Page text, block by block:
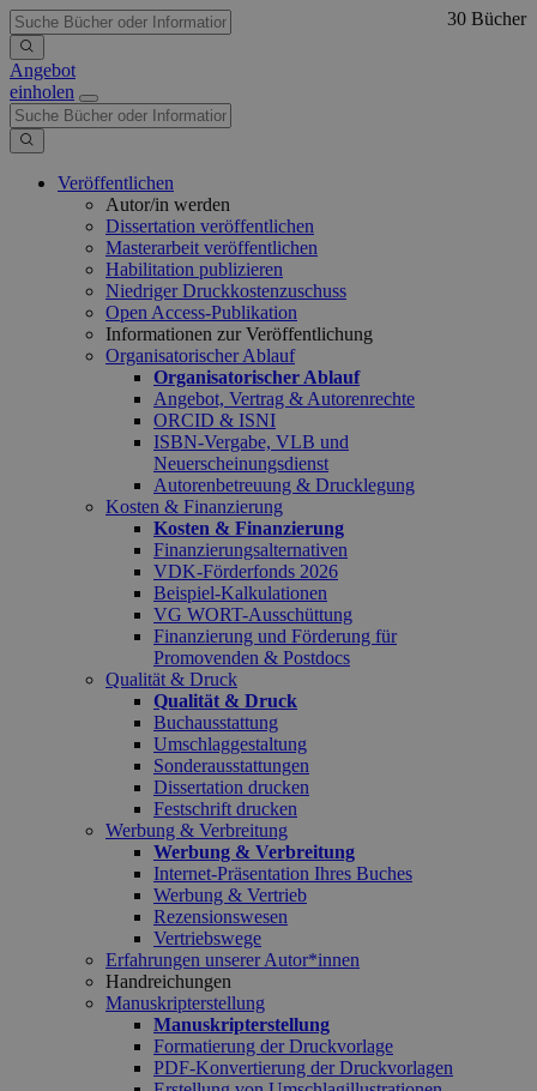
Angebot
einholen
Veröffentlichen
Autor/in werden
Dissertation veröffentlichen
Masterarbeit veröffentlichen
Habilitation publizieren
Niedriger Druckkostenzuschuss
Open Access-Publikation
Informationen zur Veröffentlichung
Organisatorischer Ablauf
Organisatorischer Ablauf
Angebot, Vertrag & Autorenrechte
ORCID & ISNI
ISBN-Vergabe, VLB und
Neuerscheinungsdienst
Autorenbetreuung & Drucklegung
Kosten & Finanzierung
Kosten & Finanzierung
Finanzierungsalternativen
VDK-Förderfonds 2026
Beispiel-Kalkulationen
VG WORT-Ausschüttung
Finanzierung und Förderung für
Promovenden & Postdocs
Qualität & Druck
Qualität & Druck
Buchausstattung
Umschlaggestaltung
Sonderausstattungen
Dissertation drucken
Festschrift drucken
Werbung & Verbreitung
Werbung & Verbreitung
Internet-Präsentation Ihres Buches
Werbung & Vertrieb
Rezensionswesen
Vertriebswege
Erfahrungen unserer Autor*innen
Handreichungen
Manuskripterstellung
Manuskripterstellung
Formatierung der Druckvorlage
PDF-Konvertierung der Druckvorlagen
30 Bücher